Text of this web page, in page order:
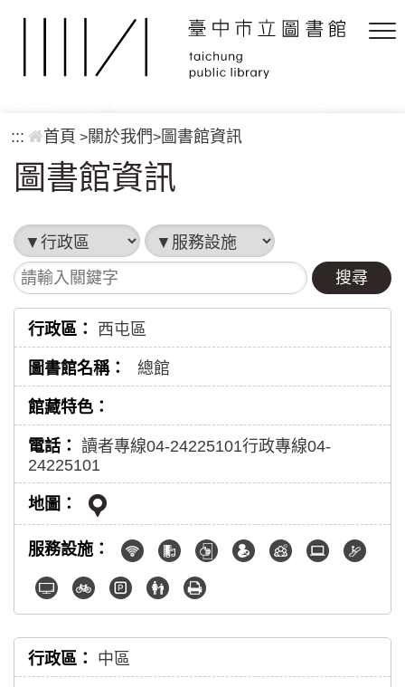
::: 首頁 >關於我們>圖書館資訊
圖書館資訊
行政區 服務設施
請輸入關鍵字
西屯區
總館
讀者專線04-24225101行政專線04-
24225101
中區